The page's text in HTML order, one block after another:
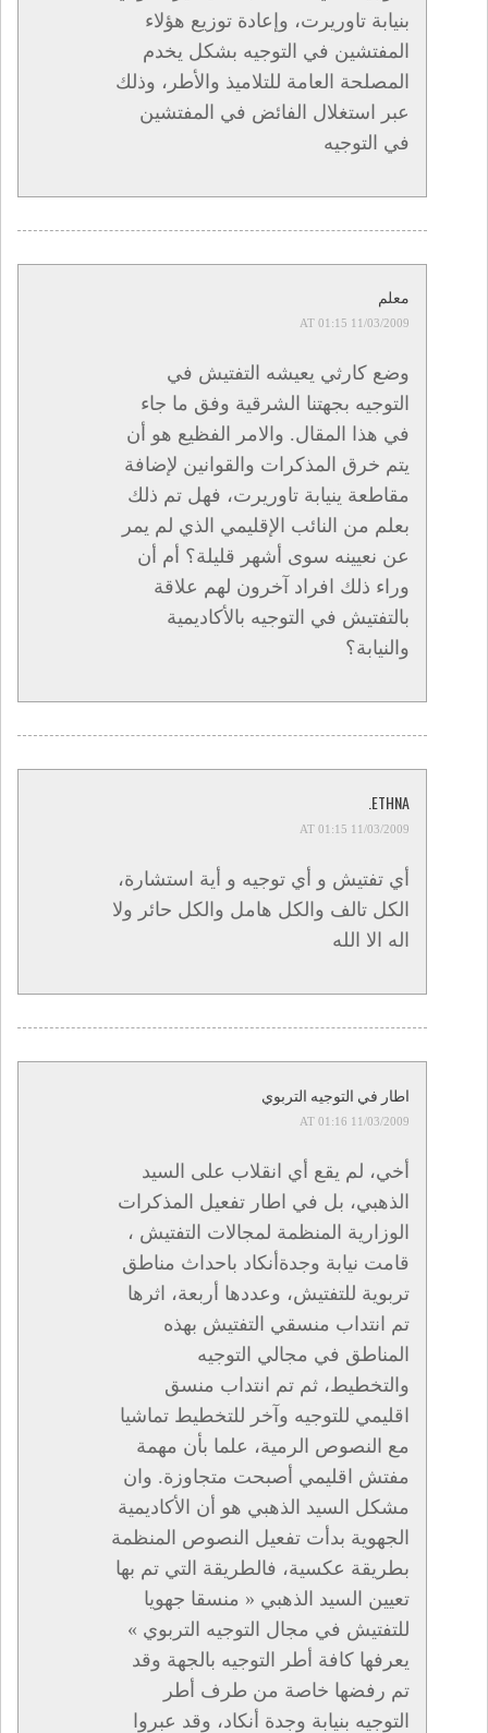
بنيابة تاوريرت، وإعادة توزيع هؤلاء
المفتشين في التوجيه بشكل يخدم
المصلحة العامة للتلاميذ والأطر، وذلك
عبر استغلال الفائض في المفتشين
في التوجيه
معلم
11/03/2009 AT 01:15
وضع كارثي يعيشه التفتيش في
التوجيه بجهتنا الشرقية وفق ما جاء
في هذا المقال. والامر الفظيع هو أن
يتم خرق المذكرات والقوانين لإضافة
مقاطعة ينيابة تاوريرت، فهل تم ذلك
بعلم من النائب الإقليمي الذي لم يمر
عن نعيينه سوى أشهر قليلة؟ أم أن
وراء ذلك افراد آخرون لهم علاقة
بالتفتيش في التوجيه بالأكاديمية
والنيابة؟
ETHNA.
11/03/2009 AT 01:15
أي تفتيش و أي توجيه و أية استشارة،
الكل تالف والكل هامل والكل حائر ولا
اله الا الله
اطار في التوجيه التربوي
11/03/2009 AT 01:16
أخي، لم يقع أي انقلاب على السيد
الذهبي، بل في اطار تفعيل المذكرات
الوزارية المنظمة لمجالات التفتيش ،
قامت نيابة وجدةأنكاد باحداث مناطق
تربوية للتفتيش، وعددها أربعة، اثرها
تم انتداب منسقي التفتيش بهذه
المناطق في مجالي التوجيه
والتخطيط، ثم تم انتداب منسق
اقليمي للتوجيه وآخر للتخطيط تماشيا
مع النصوص الرمية، علما بأن مهمة
مفتش اقليمي أصبحت متجاوزة. وان
مشكل السيد الذهبي هو أن الأكاديمية
الجهوية بدأت تفعيل النصوص المنظمة
بطريقة عكسية، فالطريقة التي تم بها
تعيين السيد الذهبي « منسقا جهويا
للتفتيش في مجال التوجيه التربوي »
يعرفها كافة أطر التوجيه بالجهة وقد
تم رفضها خاصة من طرف أطر
التوجيه بنيابة وجدة أنكاد، وقد عبروا